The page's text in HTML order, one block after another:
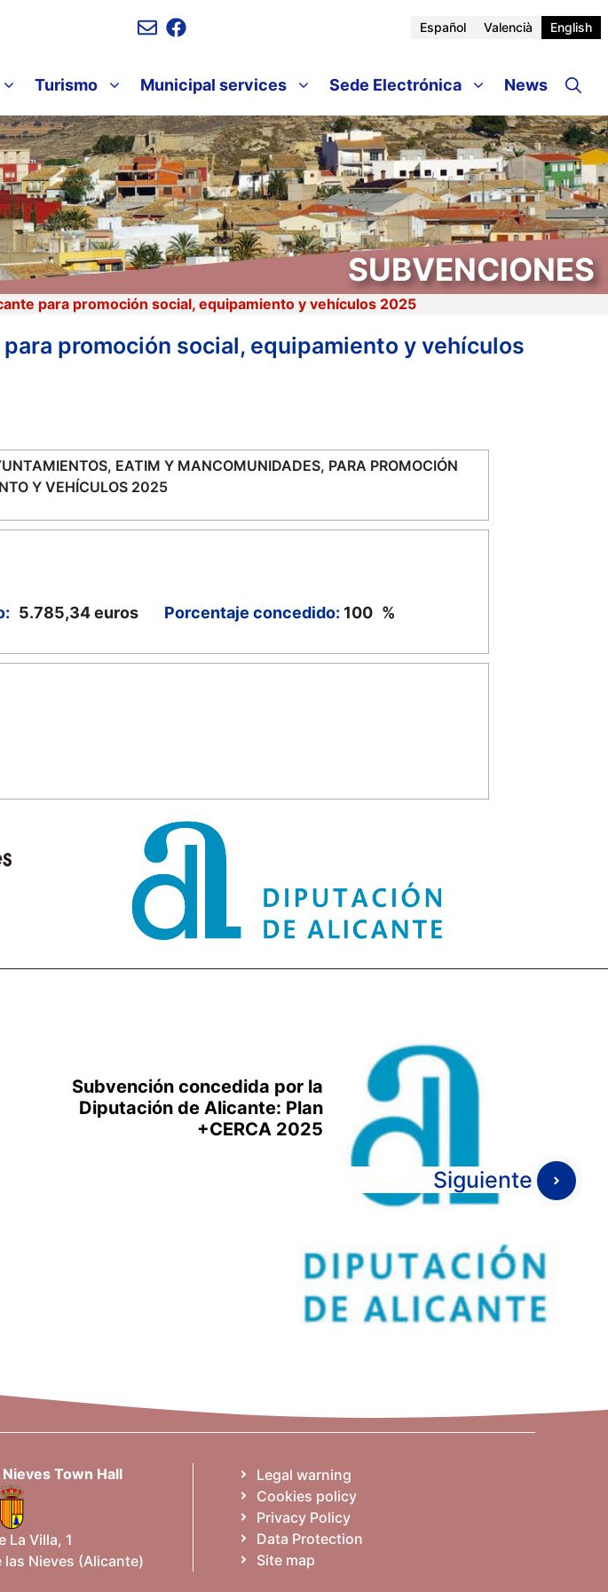
Español Valencià English
Turismo Municipal services Sede Electrónica News
SUBVENCIONES
para promoción social, equipamiento y vehículos 2025
promoción social, equipamiento y vehículos
EATIM Y MANCOMUNIDADES, PARA PROMOCIÓN
Y VEHÍCULOS 2025
5.785,34 euros Porcentaje concedido: 100 %
Subvención concedida por la
Diputación de Alicante: Plan
+CERCA 2025
Siguiente
Town Hall
La Villa, 1
Nieves (Alicante)
Legal warning
Cookies policy
Privacy Policy
Data Protection
Site map